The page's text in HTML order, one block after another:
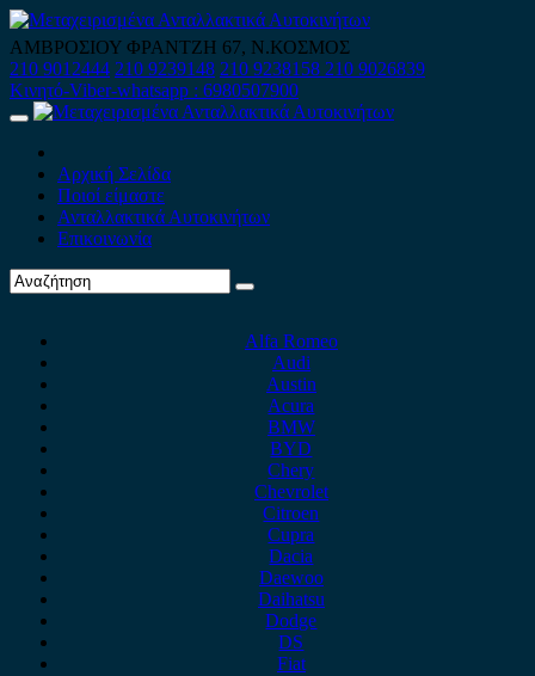
Skip
to
content
ΑΜΒΡΟΣΙΟΥ ΦΡΑΝΤΖΗ 67, Ν.ΚΟΣΜΟΣ
210 9012444 210 9239148 210 9238158 210 9026839
Κινητό-Viber-whatsapp : 6980507900
Primary
Αρχική Σελίδα
Ποιοί είμαστε
Ανταλλακτικά Αυτοκινήτων
Επικοινωνία
Alfa Romeo
Audi
Austin
Acura
BMW
BYD
Chery
Chevrolet
Citroen
Cupra
Dacia
Daewoo
Daihatsu
Dodge
DS
Fiat